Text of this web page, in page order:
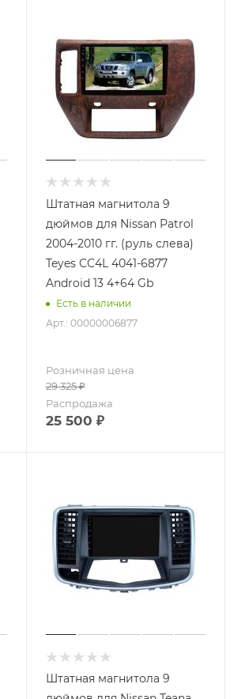
Штатная магнитола 9
дюймов для Nissan Patrol
2004-2010 гг. (руль слева)
Teyes CC4L 4041-6877
Android 13 4+64 Gb
Есть в наличии
Арт.: 00000006877
Розничная цена
29 325₽
Распродажа
25 500 ₽
Штатная магнитола 9